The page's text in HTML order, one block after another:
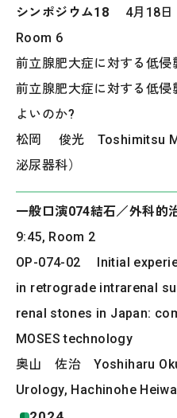
シンポジウム18 4月18日
Room 6
前立腺肥大症に対する低
前立腺肥大症に対する低
よいのか?
松岡 俊光 Toshimitsu
泌尿器科）
一般口演074結石／外科的
9:45, Room 2
OP-074-02 Initial
in retrograde intrarenal
renal stones in Japan:
MOSES technology
奥山 佐治 Yoshiharu
Urology, Hachinohe